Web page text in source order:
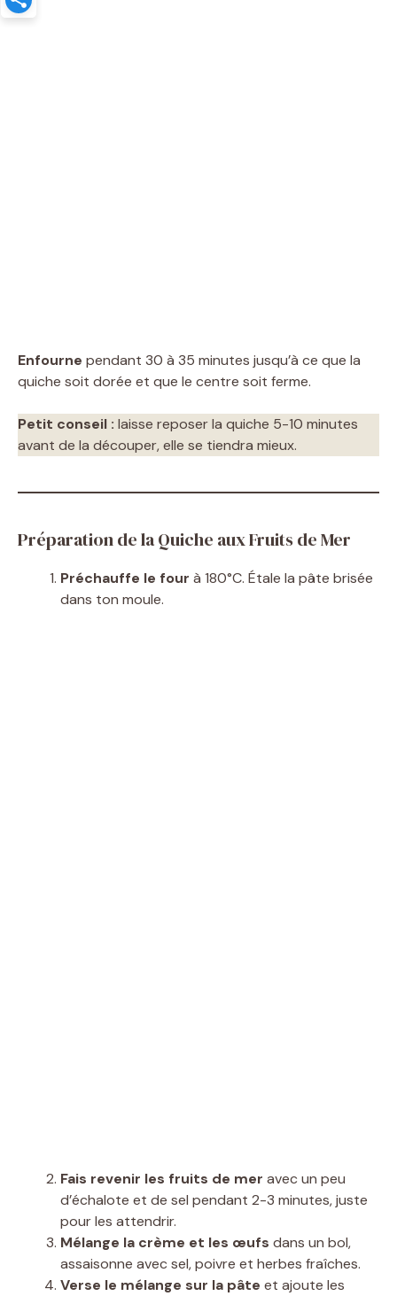
Enfourne pendant 30 à 35 minutes jusqu’à ce que la
quiche soit dorée et que le centre soit ferme.
Petit conseil : laisse reposer la quiche 5-10 minutes
avant de la découper, elle se tiendra mieux.
Préparation de la Quiche aux Fruits de Mer
Préchauffe le four à 180°C. Étale la pâte brisée
dans ton moule.
Fais revenir les fruits de mer avec un peu
d’échalote et de sel pendant 2-3 minutes, juste
pour les attendrir.
Mélange la crème et les œufs dans un bol,
assaisonne avec sel, poivre et herbes fraîches.
Verse le mélange sur la pâte et ajoute les